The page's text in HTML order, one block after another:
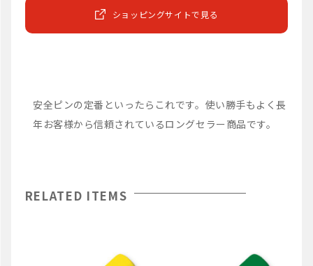
ショッピングサイトで見る
安全ピンの定番といったらこれです。使い勝手もよく長
年お客様から信頼されているロングセラー商品です。
RELATED ITEMS